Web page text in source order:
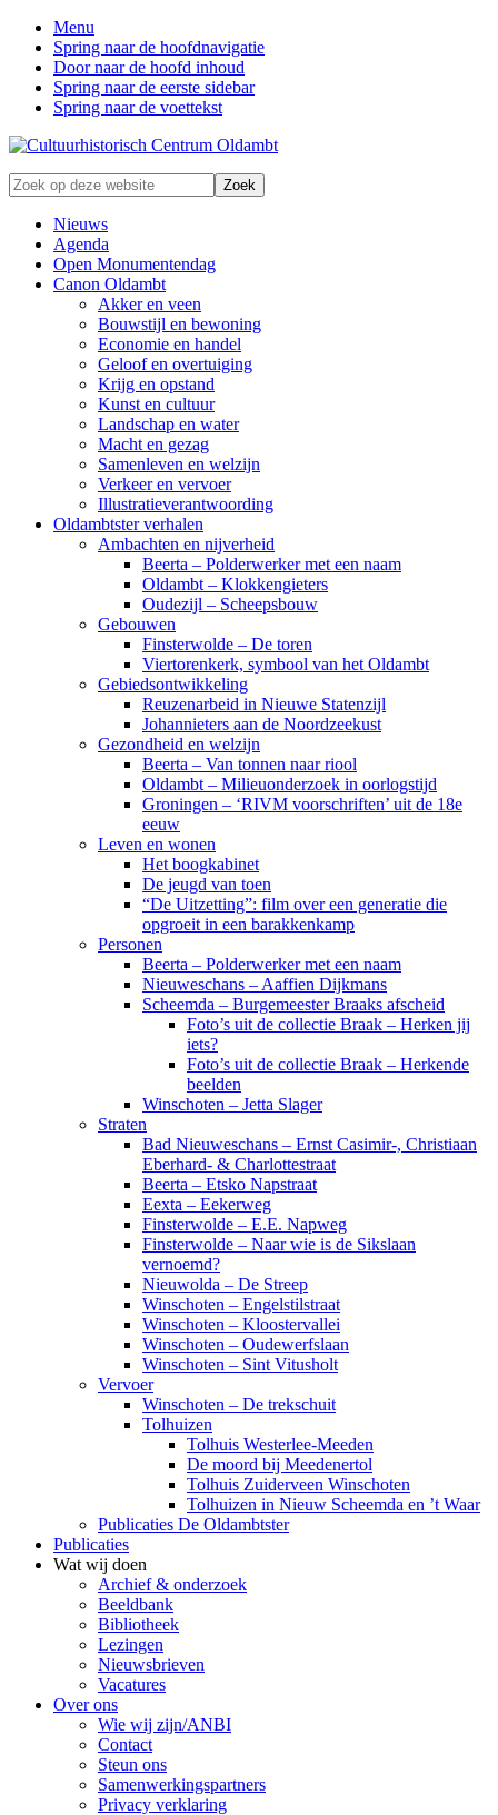
Menu
Spring naar de hoofdnavigatie
Door naar de hoofd inhoud
Spring naar de eerste sidebar
Spring naar de voettekst
Zonder
verleden
geen
toekomst
Zoek
op
deze
website
Nieuws
Agenda
Open Monumentendag
Canon Oldambt
Akker en veen
Bouwstijl en bewoning
Economie en handel
Geloof en overtuiging
Krijg en opstand
Kunst en cultuur
Landschap en water
Macht en gezag
Samenleven en welzijn
Verkeer en vervoer
Illustratieverantwoording
Oldambtster verhalen
Ambachten en nijverheid
Beerta – Polderwerker met een naam
Oldambt – Klokkengieters
Oudezijl – Scheepsbouw
Gebouwen
Finsterwolde – De toren
Viertorenkerk, symbool van het Oldambt
Gebiedsontwikkeling
Reuzenarbeid in Nieuwe Statenzijl
Johannieters aan de Noordzeekust
Gezondheid en welzijn
Beerta – Van tonnen naar riool
Oldambt – Milieuonderzoek in oorlogstijd
Groningen – ‘RIVM voorschriften’ uit de 18e
eeuw
Leven en wonen
Het boogkabinet
De jeugd van toen
“De Uitzetting”: film over een generatie die
opgroeit in een barakkenkamp
Personen
Beerta – Polderwerker met een naam
Nieuweschans – Aaffien Dijkmans
Scheemda – Burgemeester Braaks afscheid
Foto’s uit de collectie Braak – Herken jij
iets?
Foto’s uit de collectie Braak – Herkende
beelden
Winschoten – Jetta Slager
Straten
Bad Nieuweschans – Ernst Casimir-, Christiaan
Eberhard- & Charlottestraat
Beerta – Etsko Napstraat
Eexta – Eekerweg
Finsterwolde – E.E. Napweg
Finsterwolde – Naar wie is de Sikslaan
vernoemd?
Nieuwolda – De Streep
Winschoten – Engelstilstraat
Winschoten – Kloostervallei
Winschoten – Oudewerfslaan
Winschoten – Sint Vitusholt
Vervoer
Winschoten – De trekschuit
Tolhuizen
Tolhuis Westerlee-Meeden
De moord bij Meedenertol
Tolhuis Zuiderveen Winschoten
Tolhuizen in Nieuw Scheemda en ’t Waar
Publicaties De Oldambtster
Publicaties
Wat wij doen
Archief & onderzoek
Beeldbank
Bibliotheek
Lezingen
Nieuwsbrieven
Vacatures
Over ons
Wie wij zijn/ANBI
Contact
Steun ons
Samenwerkingspartners
Privacy verklaring